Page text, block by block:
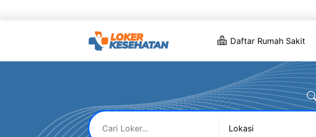
Daftar Rumah Sakit